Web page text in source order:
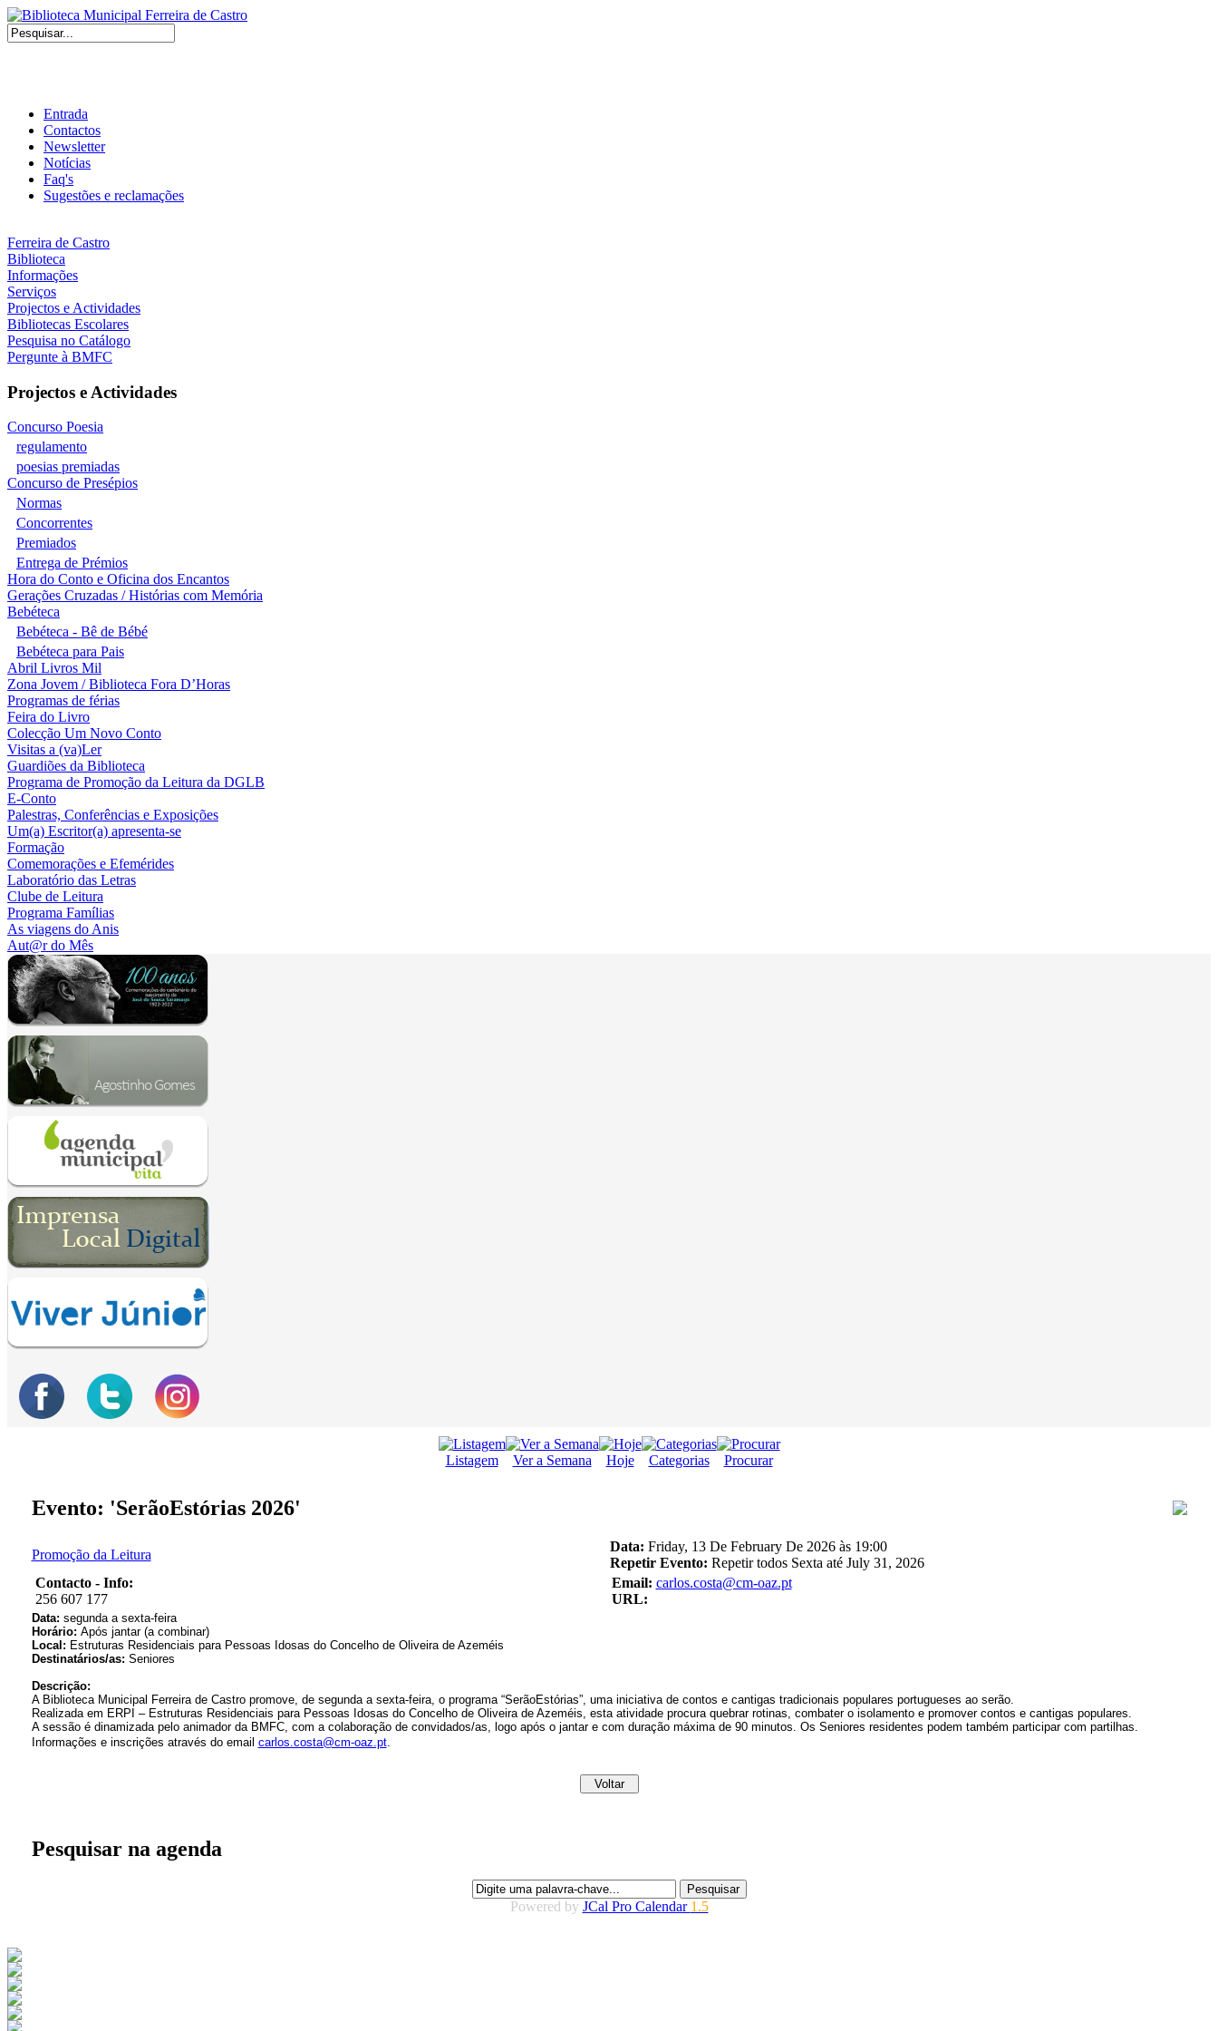
Entrada
Contactos
Newsletter
Notícias
Faq's
Sugestões e reclamações
Ferreira de Castro
Biblioteca
Informações
Serviços
Projectos e Actividades
Bibliotecas Escolares
Pesquisa no Catálogo
Pergunte à BMFC
Projectos e Actividades
Concurso Poesia
regulamento
poesias premiadas
Concurso de Presépios
Normas
Concorrentes
Premiados
Entrega de Prémios
Hora do Conto e Oficina dos Encantos
Gerações Cruzadas / Histórias com Memória
Bebéteca
Bebéteca - Bê de Bébé
Bebéteca para Pais
Abril Livros Mil
Zona Jovem / Biblioteca Fora D’Horas
Programas de férias
Feira do Livro
Colecção Um Novo Conto
Visitas a (va)Ler
Guardiões da Biblioteca
Programa de Promoção da Leitura da DGLB
E-Conto
Palestras, Conferências e Exposições
Um(a) Escritor(a) apresenta-se
Formação
Comemorações e Efemérides
Laboratório das Letras
Clube de Leitura
Programa Famílias
As viagens do Anis
Aut@r do Mês
Listagem Ver a Semana Hoje Categorias Procurar
Evento: 'SerãoEstórias 2026'
Promoção da Leitura
Data: Friday, 13 De February De 2026 às 19:00
Repetir Evento: Repetir todos Sexta até July 31, 2026
Contacto - Info:
256 607 177
Email: carlos.costa@cm-oaz.pt
URL:
Data: segunda a sexta-feira
Horário: Após jantar (a combinar)
Local: Estruturas Residenciais para Pessoas Idosas do Concelho de Oliveira de Azeméis
Destinatários/as: Seniores
Descrição:
A Biblioteca Municipal Ferreira de Castro promove, de segunda a sexta-feira, o programa “SerãoEstórias”, uma iniciativa de contos e cantigas tradicionais populares portugueses ao serão.
Realizada em ERPI – Estruturas Residenciais para Pessoas Idosas do Concelho de Oliveira de Azeméis, esta atividade procura quebrar rotinas, combater o isolamento e promover contos e cantigas populares.
A sessão é dinamizada pelo animador da BMFC, com a colaboração de convidados/as, logo após o jantar e com duração máxima de 90 minutos. Os Seniores residentes podem também participar com partilhas.
Informações e inscrições através do email carlos.costa@cm-oaz.pt.
Pesquisar na agenda
Powered by JCal Pro Calendar 1.5